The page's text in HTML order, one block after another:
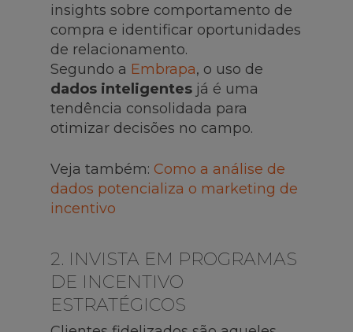
insights sobre comportamento de
compra e identificar oportunidades
de relacionamento.
Segundo a Embrapa, o uso de
dados inteligentes já é uma
tendência consolidada para
otimizar decisões no campo.
Veja também: Como a análise de
dados potencializa o marketing de
incentivo
2. INVISTA EM PROGRAMAS
DE INCENTIVO
ESTRATÉGICOS